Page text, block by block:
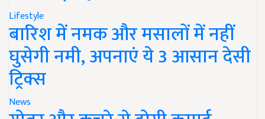
Lifestyle
बारिश में नमक और मसालों में नहीं
घुसेगी नमी, अपनाएं ये 3 आसान देसी
ट्रिक्स
News